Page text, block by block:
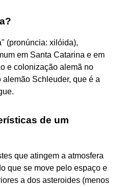
(pronúncia: xilóida),
em Santa Catarina e em
e colonização alemã no
Schleuder, que é a
de um
que atingem a atmosfera
que se move pelo espaço e
a dos asteroides (menos